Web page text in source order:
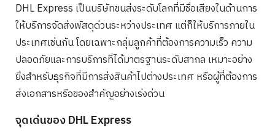
DHL Express เป็นบริษัทขนส่งระดับโลกที่มีชื่อเสียงในด้านการ
ให้บริการจัดส่งพัสดุด่วนระหว่างประเทศ แต่ก็ให้บริการภายใน
ประเทศเช่นกัน โดยเฉพาะกลุ่มลูกค้าที่ต้องการความเร็ว ความ
ปลอดภัยและการบริการที่ได้มาตรฐานระดับสากล เหมาะอย่าง
ยิ่งสำหรับธุรกิจที่มีการส่งสินค้าไปต่างประเทศ หรือผู้ที่ต้องการ
ส่งเอกสารหรือของสำคัญอย่างเร่งด่วน
จุดเด่นของ DHL Express